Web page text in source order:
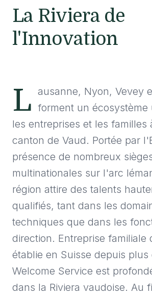
La Riviera de
l'Innovation
L ausanne, Nyon, Vevey
forment un écosystème
les entreprises et les familles
canton de Vaud. Portée par
présence de nombreux
multinationales sur l'arc
région attire des talents
qualifiés, tant dans les
techniques que dans les
direction. Entreprise familiale
établie en Suisse depuis plus
Welcome Service est
dans la Riviera vaudoise. Au